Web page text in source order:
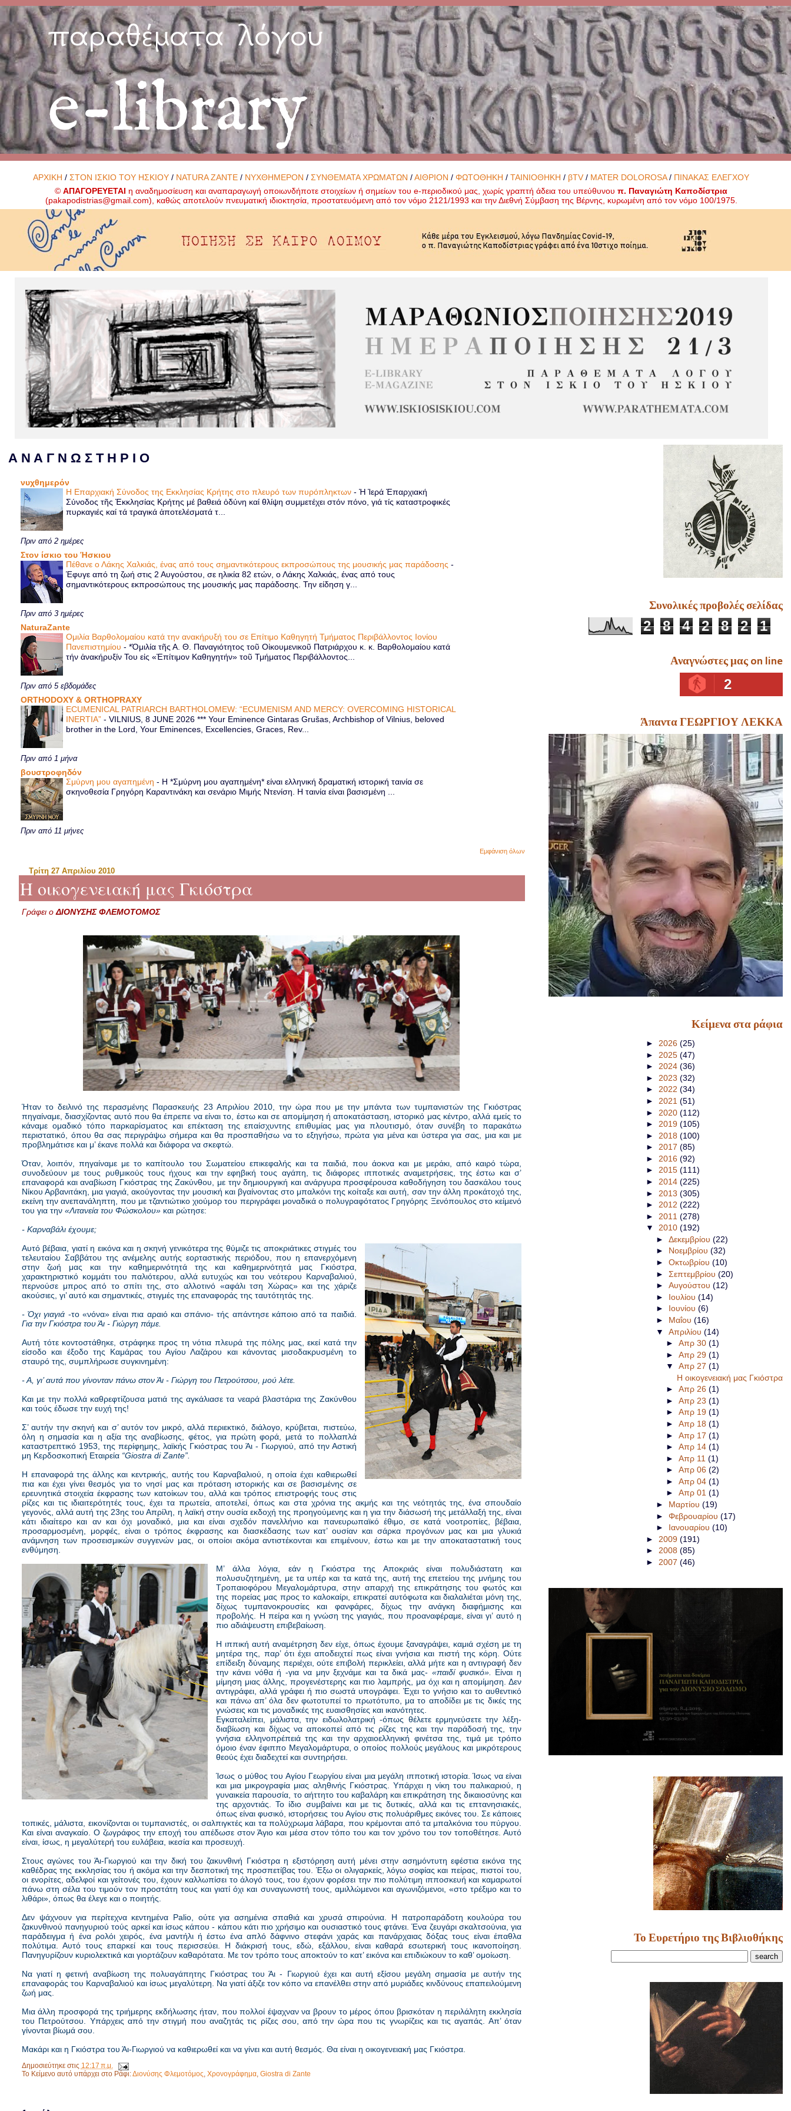
παραθέματα λόγου
e-library
ΑΡΧΙΚΗ /ΣΤΟΝ ΙΣΚΙΟ ΤΟΥ ΗΣΚΙΟΥ / NATURA ZANTE / ΝΥΧΘΗΜΕΡΟΝ /ΣΥΝΘΕΜΑΤΑ ΧΡΩΜΑΤΩΝ /ΑΙΘΡΙΟΝ /ΦΩΤΟΘΗΚΗ /ΤΑΙΝΙΟΘΗΚΗ / βTV / MATER DOLOROSA/ ΠΙΝΑΚΑΣ ΕΛΕΓΧΟΥ
©ΑΠΑΓΟΡΕΥΕΤΑΙ η αναδημοσίευση και αναπαραγωγή οποιωνδήποτε στοιχείων ή σημείων του e-περιοδικού μας, χωρίς γραπτή άδεια του υπεύθυνουπ. Παναγιώτη Καποδίστρια
(pakapodistrias@gmail.com), καθώς αποτελούν πνευματική ιδιοκτησία, προστατευόμενη από τον νόμο 2121/1993 και την Διεθνή Σύμβαση της Βέρνης, κυρωμένη από τον νόμο 100/1975.
Α Ν Α Γ Ν Ω Σ Τ Η Ρ Ι Ο
νυχθημερόν
Η Επαρχιακή Σύνοδος της Εκκλησίας Κρήτης στο πλευρό των πυρόπληκτων-Ἡ Ἱερά Ἐπαρχιακή
Σύνοδος τῆς Ἐκκλησίας Κρήτης μέ βαθειά ὀδύνη καί θλίψη συμμετέχει στόν πόνο, γιά τίς καταστροφικές
πυρκαγιές καί τά τραγικά ἀποτελέσματά τ...
Πριν από 2 ημέρες
Στον ίσκιο του Ήσκιου
Πέθανε ο Λάκης Χαλκιάς, ένας από τους σημαντικότερους εκπροσώπους της μουσικής μας παράδοσης-
Έφυγε από τη ζωή στις 2 Αυγούστου, σε ηλικία 82 ετών, ο Λάκης Χαλκιάς, ένας από τους
σημαντικότερους εκπροσώπους της μουσικής μας παράδοσης. Την είδηση γ...
Πριν από 3 ημέρες
NaturaZante
Ομιλία Βαρθολομαίου κατά την ανακήρυξή του σε Επίτιμο Καθηγητή Τμήματος Περιβάλλοντος Ιονίου
Πανεπιστημίου-*Ὁμιλία τῆς Α. Θ. Παναγιότητος τοῦ Οἰκουμενικοῦ Πατριάρχου κ. κ. Βαρθολομαίου κατά
τήν ἀνακήρυξίν Του εἰς «Ἐπίτιμον Καθηγητήν» τοῦ Τμήματος Περιβάλλοντος...
Πριν από 5 εβδομάδες
ORTHODOXY & ORTHOPRAXY
ECUMENICAL PATRIARCH BARTHOLOMEW: “ECUMENISM AND MERCY: OVERCOMING HISTORICAL
INERTIA”-VILNIUS, 8 JUNE 2026 *** Your Eminence Gintaras Grušas, Archbishop of Vilnius, beloved
brother in the Lord, Your Eminences, Excellencies, Graces, Rev...
Πριν από 1 μήνα
βουστροφηδόν
Σμύρνη μου αγαπημένη- Η *Σμύρνη μου αγαπημένη* είναι ελληνική δραματική ιστορική ταινία σε
σκηνοθεσία Γρηγόρη Καραντινάκη και σενάριο Μιμής Ντενίση. Η ταινία είναι βασισμένη ...
Πριν από 11 μήνες
Εμφάνιση όλων
Τρίτη 27 Απριλίου 2010
Η οικογενειακή μας Γκιόστρα
Γράφει οΔΙΟΝΥΣΗΣ ΦΛΕΜΟΤΟΜΟΣ
Ήταν το δειλινό της περασμένης Παρασκευής 23 Απριλίου 2010, την ώρα που με την μπάντα των τυμπανιστών της Γκιόστρας
πηγαίναμε, διασχίζοντας αυτό που θα έπρεπε να είναι το, έστω και σε απομίμηση ή αποκατάσταση, ιστορικό μας κέντρο, αλλά εμείς το
κάναμε ομαδικό τόπο παρκαρίσματος και επέκταση της επαίσχυντης επιθυμίας μας για πλουτισμό, όταν συνέβη το παρακάτω
περιστατικό, όπου θα σας περιγράψω σήμερα και θα προσπαθήσω να το εξηγήσω, πρώτα για μένα και ύστερα για σας, μια και με
προβλημάτισε και μ’ έκανε πολλά και διάφορα να σκεφτώ.
Όταν, λοιπόν, πηγαίναμε με το καπίτουλο του Σωματείου επικεφαλής και τα παιδιά, που άοκνα και με μεράκι, από καιρό τώρα,
συνοδεύουν με τους ρυθμικούς τους ήχους και την εφηβική τους αγάπη, τις διάφορες ιπποτικές αναμετρήσεις, της έστω και σ’
επαναφορά και αναβίωση Γκιόστρας της Ζακύνθου, με την δημιουργική και ανάργυρα προσφέρουσα καθοδήγηση του δασκάλου τους
Νίκου Αρβανιτάκη, μια γιαγιά, ακούγοντας την μουσική και βγαίνοντας στο μπαλκόνι της κοίταξε και αυτή, σαν την άλλη προκάτοχό της,
εκείνη την ανεπανάληπτη, που με τζαντιώτικο χιούμορ του περιγράφει μοναδικά ο πολυγραφότατος Γρηγόρης Ξενόπουλος στο κείμενό
του για την «Λιτανεία του Φώσκολου» και ρώτησε:
- Καρναβάλι έχουμε;
Αυτό βέβαια, γιατί η εικόνα και η σκηνή γενικότερα της θύμιζε τις αποκριάτικες στιγμές του
τελευταίου Σαββάτου της ανέμελης αυτής εορταστικής περιόδου, που η επανερχόμενη
στην ζωή μας και την καθημερινότητά της και καθημερινότητά μας Γκιόστρα,
χαρακτηριστικό κομμάτι του παλιότερου, αλλά ευτυχώς και του νεότερου Καρναβαλιού,
περνούσε μπρος από το σπίτι της, στο αλλοτινό «αφάλι τση Χώρας» και της χάριζε
ακούσιες, γι’ αυτό και σημαντικές, στιγμές της επαναφοράς της ταυτότητάς της.
- Όχι γιαγιά -το «νόνα» είναι πια αραιό και σπάνιο- τής απάντησε κάποιο από τα παιδιά.
Για την Γκιόστρα του Άι - Γιώργη πάμε.
Αυτή τότε κοντοστάθηκε, στράφηκε προς τη νότια πλευρά της πόλης μας, εκεί κατά την
είσοδο και έξοδο της Καμάρας του Αγίου Λαζάρου και κάνοντας μισοδακρυσμένη το
σταυρό της, συμπλήρωσε συγκινημένη:
- Α, γι’ αυτά που γίνονταν πάνω στον Άι - Γιώργη του Πετρούτσου, μού λέτε.
Και με την πολλά καθρεφτίζουσα ματιά της αγκάλιασε τα νεαρά βλαστάρια της Ζακύνθου
και τούς έδωσε την ευχή της!
Σ’ αυτήν την σκηνή και σ’ αυτόν τον μικρό, αλλά περιεκτικό, διάλογο, κρύβεται, πιστεύω,
όλη η σημασία και η αξία της αναβίωσης, φέτος, για πρώτη φορά, μετά το πολλαπλά
καταστρεπτικό 1953, της περίφημης, λαϊκής Γκιόστρας του Άι - Γιωργιού, από την Αστική
μη Κερδοσκοπική Εταιρεία “Giostra di Zante”.
Η επαναφορά της άλλης και κεντρικής, αυτής του Καρναβαλιού, η οποία έχει καθιερωθεί
πια και έχει γίνει θεσμός για το νησί μας και πρόταση ιστορικής και σε βασισμένης σε
ερευνητικά στοιχεία έκφρασης των κατοίκων του, αλλά και τρόπος επιστροφής τους στις
ρίζες και τις ιδιαιτερότητές τους, έχει τα πρωτεία, αποτελεί, όπως και στα χρόνια της ακμής και της νεότητάς της, ένα σπουδαίο
γεγονός, αλλά αυτή της 23ης του Απρίλη, η λαϊκή στην ουσία εκδοχή της προηγούμενης και η για την διάσωσή της μετάλλαξή της, είναι
κάτι ιδιαίτερο και αν και όχι μοναδικό, μια και είναι σχεδόν πανελλήνιο και πανευρωπαϊκό έθιμο, σε κατά νοοτροπίες, βέβαια,
προσαρμοσμένη, μορφές, είναι ο τρόπος έκφρασης και διασκέδασης των κατ’ ουσίαν και σάρκα προγόνων μας και μια γλυκιά
ανάμνηση των προσεισμικών συγγενών μας, οι οποίοι ακόμα αντιστέκονται και επιμένουν, έστω και με την αποκαταστατική τους
ενθύμηση.
Μ’ άλλα λόγια, εάν η Γκιόστρα της Αποκριάς είναι πολυδιάστατη και
πολυσυζητημένη, με τα υπέρ και τα κατά της, αυτή της επετείου της μνήμης του
Τροπαιοφόρου Μεγαλομάρτυρα, στην απαρχή της επικράτησης του φωτός και
της πορείας μας προς το καλοκαίρι, επικρατεί αυτόφωτα και διαλαλιέται μόνη της,
δίχως τυμπανοκρουσίες και φανφάρες, δίχως την ανάγκη διαφήμισης και
προβολής. Η πείρα και η γνώση της γιαγιάς, που προαναφέραμε, είναι γι’ αυτό η
πιο αδιάψευστη επιβεβαίωση.
Η ιππική αυτή αναμέτρηση δεν είχε, όπως έχουμε ξαναγράψει, καμιά σχέση με τη
μητέρα της, παρ’ ότι έχει αποδειχτεί πως είναι γνήσια και πιστή της κόρη. Ούτε
επίδειξη δύναμης περιέχει, ούτε επιβολή περικλείει, αλλά μήτε και η αντιγραφή δεν
την κάνει νόθα ή -για να μην ξεχνάμε και τα δικά μας- «παιδί φυσικό».
Είναι η
μίμηση μιας άλλης, προγενέστερης και πιο λαμπρής, μα όχι και η απομίμηση. Δεν
αντιγράφει, αλλά γράφει ή πιο σωστά υπογράφει. Έχει το γνήσιο και το αυθεντικό
και πάνω απ’ όλα δεν φωτοτυπεί το πρωτότυπο, μα το αποδίδει με τις δικές της
γνώσεις και τις μοναδικές της ευαισθησίες και ικανότητες.
Εγκαταλείπει, μάλιστα, την ειδωλολατρική -όπως θέλετε ερμηνεύσετε την λέξη-
διαβίωση και δίχως να αποκοπεί από τις ρίζες της και την παράδοσή της, την
γνήσια ελληνοπρέπειά της και την αρχαιοελληνική φινέτσα της, τιμά με τρόπο
όμοιο έναν έφιππο Μεγαλομάρτυρα, ο οποίος πολλούς μεγάλους και μικρότερους
θεούς έχει διαδεχτεί και συντηρήσει.
Ίσως ο μύθος του Αγίου Γεωργίου είναι μια μεγάλη ιπποτική ιστορία. Ίσως να είναι
και μια μικρογραφία μιας αληθινής Γκιόστρας. Υπάρχει η νίκη του παλικαριού, η
γυναικεία παρουσία, το αήττητο του καβαλάρη και επικράτηση της δικαιοσύνης και
της αρχοντιάς. Το ίδιο συμβαίνει και με τις δυτικές, αλλά και τις επτανησιακές,
όπως είναι φυσικό, ιστορήσεις του Αγίου στις πολυάριθμες εικόνες του. Σε κάποιες
τοπικές, μάλιστα, εικονίζονται οι τυμπανιστές, οι σαλπιγκτές και τα πολύχρωμα λάβαρα, που κρέμονται από τα μπαλκόνια του πύργου.
Και είναι αναγκαίο. Ο ζωγράφος την εποχή του απέδωσε στον Άγιο και μέσα στον τόπο του και τον χρόνο του τον τοποθέτησε. Αυτό
είναι, ίσως, η μεγαλύτερή του ευλάβεια, ικεσία και προσευχή.
Στους αγώνες του Άι-Γιωργιού και την δική του ζακυνθινή Γκιόστρα η εξιστόρηση αυτή μένει στην ασημόντυτη εφέστια εικόνα της
καθέδρας της εκκλησίας του ή ακόμα και την δεσποτική της προσπετίβας του. Έξω οι ολιγαρκείς, λόγω σοφίας και πείρας, πιστοί του,
οι ενορίτες, αδελφοί και γείτονές του, έχουν καλλωπίσει το άλογό τους, του έχουν φορέσει την πιο πολύτιμη ιπποσκευή και καμαρωτοί
πάνω στη σέλα του τιμούν τον προστάτη τους και γιατί όχι και συναγωνιστή τους, αμιλλώμενοι και αγωνιζόμενοι, «στο τρέξιμο και το
λιθάρι», όπως θα έλεγε και ο ποιητής.
Δεν ψάχνουν για περίτεχνα κεντημένα Palio, ούτε για ασημένια σπαθιά και χρυσά σπιρούνια. Η πατροπαράδοτη κουλούρα του
ζακυνθινού πανηγυριού τούς αρκεί και ίσως κάπου - κάπου κάτι πιο χρήσιμο και ουσιαστικό τους φτάνει. Ένα ζευγάρι σκαλτσούνια, για
παράδειγμα ή ένα ρολόι χειρός, ένα μαντήλι ή έστω ένα απλό δάφνινο στεφάνι χαράς και πανάρχαιας δόξας τους είναι έπαθλα
πολύτιμα. Αυτό τους επαρκεί και τους περισσεύει. Η διάκρισή τους, εδώ, εξάλλου, είναι καθαρά εσωτερική τους ικανοποίηση.
Πανηγυρίζουν κυριολεκτικά και γιορτάζουν καθαρότατα. Με τον τρόπο τους αποκτούν το κατ’ εικόνα και επιδιώκουν το καθ’ ομοίωση.
Να γιατί η φετινή αναβίωση της πολυαγάπητης Γκιόστρας του Άι - Γιωργιού έχει και αυτή εξίσου μεγάλη σημασία με αυτήν της
επαναφοράς του Καρναβαλιού και ίσως μεγαλύτερη. Να γιατί άξιζε τον κόπο να επανέλθει στην από μυριάδες κινδύνους επαπειλούμενη
ζωή μας.
Μια άλλη προσφορά της τριήμερης εκδήλωσης ήταν, που πολλοί έψαχναν να βρουν το μέρος όπου βρισκόταν η περιλάλητη εκκλησία
του Πετρούτσου. Υπάρχεις από την στιγμή που αναζητάς τις ρίζες σου, από την ώρα που τις γνωρίζεις και τις αγαπάς. Απ’ όταν
γίνονται βίωμά σου.
Μακάρι και η Γκιόστρα του Άι-Γιωργιού να καθιερωθεί και να γίνει και αυτή θεσμός. Θα είναι η οικογενειακή μας Γκιόστρα.
Δημοσιεύτηκε στις 12:17 π.μ.
Το Κείμενο αυτό υπάρχει στο Ράφι:Διονύσης Φλεμοτόμος Χρονογράφημα, Giostra di Zante
Συνολικές προβολές σελίδας
2 8 4 2 8 2 1
Αναγνώστες μας on line
2
Άπαντα ΓΕΩΡΓΙΟΥ ΛΕΚΚΑ
Κείμενα στα ράφια
► 2026 (25)
► 2025 (47)
► 2024 (36)
► 2023 (32)
► 2022 (34)
► 2021 (51)
► 2020 (112)
► 2019 (105)
► 2018 (100)
► 2017 (85)
► 2016 (92)
► 2015 (111)
► 2014 (225)
► 2013 (305)
► 2012 (222)
► 2011 (278)
▼ 2010 (192)
► Δεκεμβρίου (22)
► Νοεμβρίου (32)
► Οκτωβρίου (10)
► Σεπτεμβρίου (20)
► Αυγούστου (12)
► Ιουλίου (14)
► Ιουνίου (6)
► Μαΐου (16)
▼ Απριλίου (14)
►Απρ 30(1)
►Απρ 29(1)
▼Απρ 27(1)
Η οικογενειακή μας Γκιόστρα
►Απρ 26(1)
►Απρ 23(1)
►Απρ 19(1)
►Απρ 18(1)
►Απρ 17(1)
►Απρ 14(1)
►Απρ 11(1)
►Απρ 06(2)
►Απρ 04(1)
►Απρ 01(1)
► Μαρτίου (19)
► Φεβρουαρίου (17)
► Ιανουαρίου (10)
► 2009 (191)
► 2008 (85)
► 2007 (46)
Το Ευρετήριο της Βιβλιοθήκης